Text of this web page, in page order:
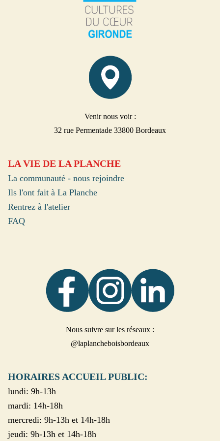
Venir nous voir :
32 rue Permentade 33800 Bordeaux
LA VIE DE LA PLANCHE
La communauté - nous rejoindre
Ils l'ont fait à La Planche
Rentrez à l'atelier
FAQ
Nous suivre sur les réseaux :
@laplancheboisbordeaux
HORAIRES ACCUEIL PUBLIC:
lundi: 9h-13h
mardi: 14h-18h
mercredi: 9h-13h et 14h-18h
jeudi: 9h-13h et 14h-18h